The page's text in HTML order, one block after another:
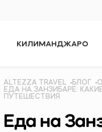
КИЛИМАНДЖАРО
ALTEZZA TRAVEL БЛОГ
ЕДА НА ЗАНЗИБАРЕ:
ПУТЕШЕСТВИЯ
Еда на